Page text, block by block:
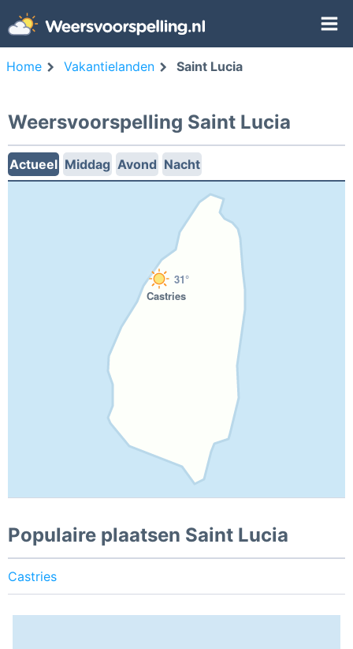
Home Vakantielanden Saint Lucia
Weersvoorspelling Saint Lucia
Actueel Middag Avond Nacht
31°
Castries
Populaire plaatsen Saint Lucia
Castries